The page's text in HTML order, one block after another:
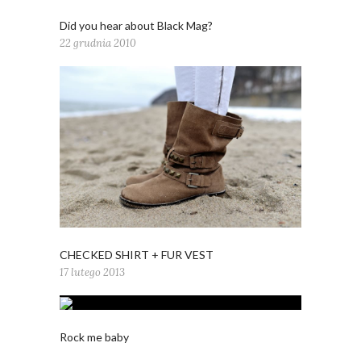
Did you hear about Black Mag?
22 grudnia 2010
CHECKED SHIRT + FUR VEST
17 lutego 2013
Rock me baby